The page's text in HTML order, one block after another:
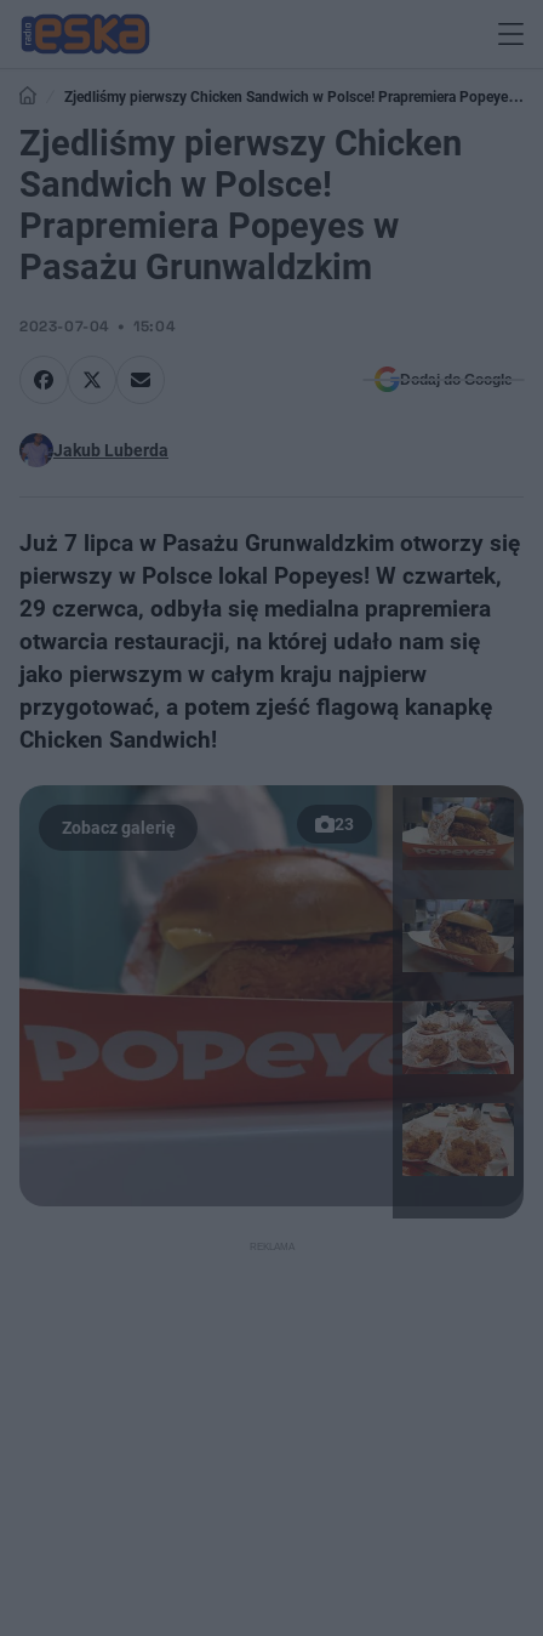
Zjedliśmy pierwszy Chicken Sandwich w Polsce! Prapremiera Popeyes w
Pasażu Grunwaldzkim
Zjedliśmy pierwszy Chicken
Sandwich w Polsce!
Prapremiera Popeyes w
Pasażu Grunwaldzkim
2023-07-04 15:04
Dodaj do Google
Jakub Luberda
Już 7 lipca w Pasażu Grunwaldzkim otworzy się
pierwszy w Polsce lokal Popeyes! W czwartek,
29 czerwca, odbyła się medialna prapremiera
otwarcia restauracji, na której udało nam się
jako pierwszym w całym kraju najpierw
przygotować, a potem zjeść flagową kanapkę
Chicken Sandwich!
23